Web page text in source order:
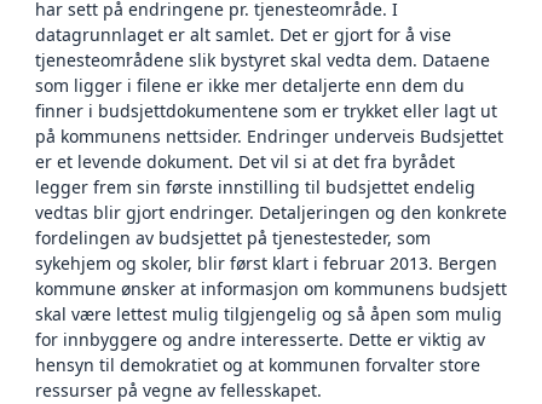
har sett på endringene pr. tjenesteområde. I
datagrunnlaget er alt samlet. Det er gjort for å vise
tjenesteområdene slik bystyret skal vedta dem. Dataene
som ligger i filene er ikke mer detaljerte enn dem du
finner i budsjettdokumentene som er trykket eller lagt ut
på kommunens nettsider. Endringer underveis Budsjettet
er et levende dokument. Det vil si at det fra byrådet
legger frem sin første innstilling til budsjettet endelig
vedtas blir gjort endringer. Detaljeringen og den konkrete
fordelingen av budsjettet på tjenestesteder, som
sykehjem og skoler, blir først klart i februar 2013. Bergen
kommune ønsker at informasjon om kommunens budsjett
skal være lettest mulig tilgjengelig og så åpen som mulig
for innbyggere og andre interesserte. Dette er viktig av
hensyn til demokratiet og at kommunen forvalter store
ressurser på vegne av fellesskapet.